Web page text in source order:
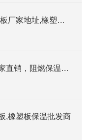
B1级橡塑保温板厂家地址,橡塑板优质批发商
橡塑保温板厂家直销，阻燃保温橡塑板材
,橡塑板保温批发商